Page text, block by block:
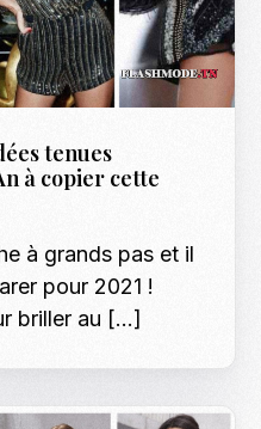
tenues
à copier cette
à grands pas et il
pour 2021 !
briller au […]